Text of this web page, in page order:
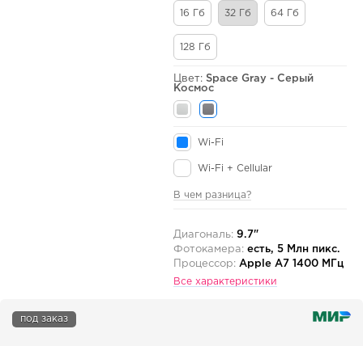
16 Гб 32 Гб 64 Гб
128 Гб
Цвет: Space Gray - Серый
Космос
Wi-Fi
Wi-Fi + Cellular
В чем разница?
Диагональ: 9.7"
Фотокамера: есть, 5 Млн пикс.
Процессор: Apple A7 1400 МГц
Все характеристики
под заказ